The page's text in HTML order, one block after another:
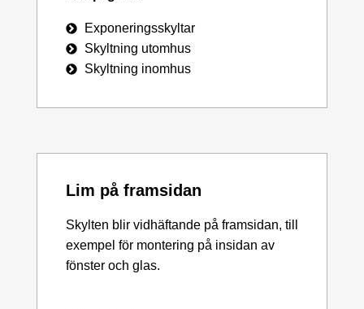
Exponeringsskyltar
Skyltning utomhus
Skyltning inomhus
Lim på framsidan
Skylten blir vidhäftande på framsidan, till
exempel för montering på insidan av
fönster och glas.